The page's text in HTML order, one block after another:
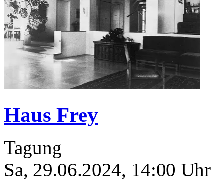
Haus Frey
Tagung
Sa, 29.06.2024, 14:00 Uhr